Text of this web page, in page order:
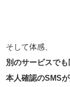
そして体感、
別のサービスで
本人確認のSMS